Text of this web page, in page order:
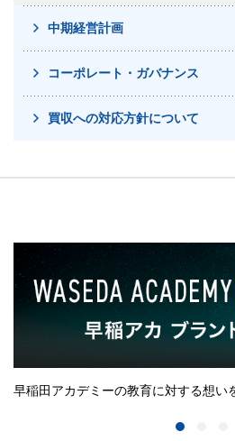
中期経営計画
コーポレート・ガバナンス
買収への対応方針について
早稲田アカデミーの教育に対する想い